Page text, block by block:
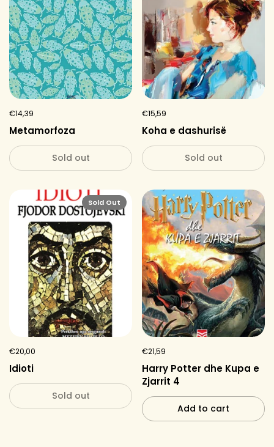
€14,39
Metamorfoza
Sold out
€15,59
Koha e dashurisë
Sold out
€20,00
Idioti
Sold out
Sold Out
€21,59
Harry Potter dhe Kupa e
Zjarrit 4
Add to cart